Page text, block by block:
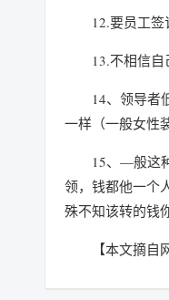
12.要员工
13.不相信
14、领导者
一样（一般女性
15、—般这
领，钱都他一个
殊不知该转的钱
【本文摘自